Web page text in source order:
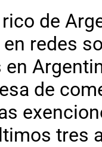
de
redes
de
tres